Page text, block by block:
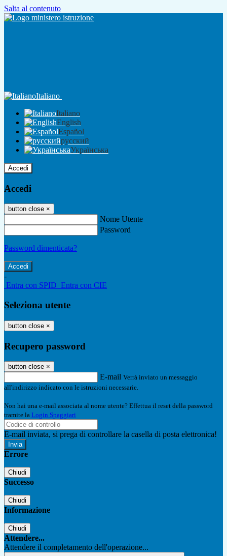
Salta al contenuto
Italiano
Italiano
English
Español
русский
Українська
Accedi
Accedi
button close ×
Nome Utente
Password
Password dimenticata?
-
Entra con SPID Entra con CIE
Seleziona utente
button close ×
Recupero password
button close ×
E-mail Verrà inviato un messaggio
all'indirizzo indicato con le istruzioni necessarie.
Non hai una e-mail associata al nome utente? Effettua il reset della password
tramite la Login Spaggiari
E-mail inviata, si prega di controllare la casella di posta elettronica!
Errore
Chiudi
Successo
Chiudi
Informazione
Chiudi
Attendere...
Attendere il completamento dell'operazione...